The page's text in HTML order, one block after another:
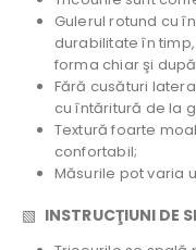
Gulerul rotund cu
durabilitate în
forma chiar şi
Fără cusături
cu întăritură de la
Textură foarte
confortabil;
Măsurile pot varia
▧ INSTRUCŢIUNI DE